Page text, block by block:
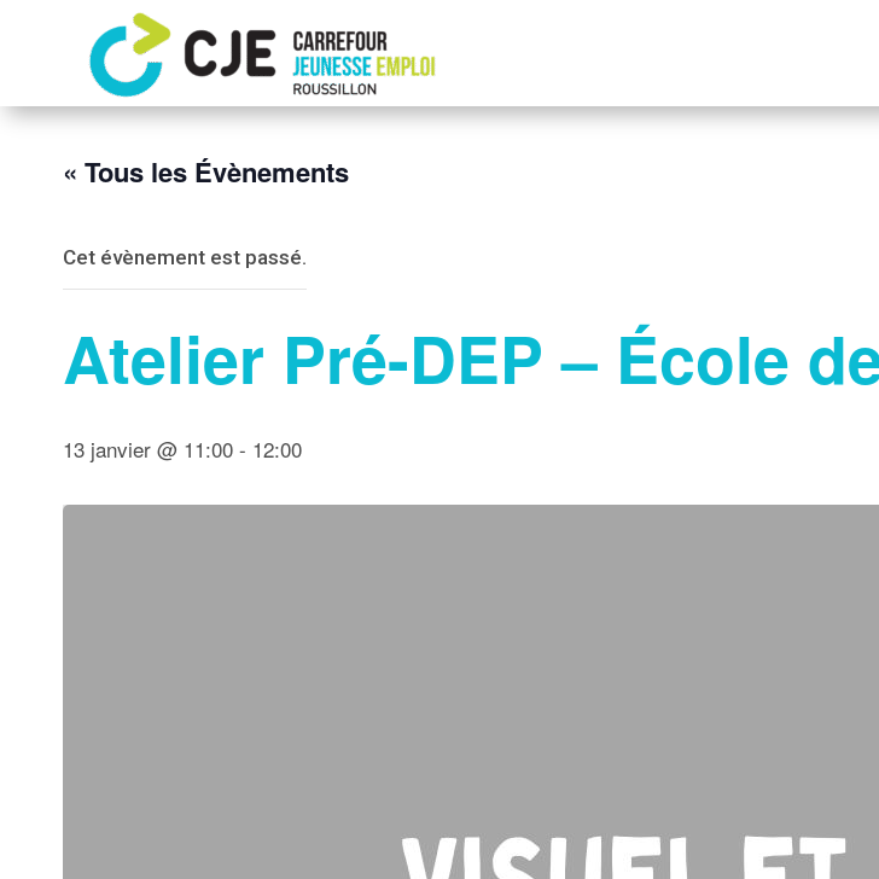
« Tous les Évènements
Cet évènement est passé.
Atelier Pré-DEP – École
13 janvier @ 11:00 - 12:00